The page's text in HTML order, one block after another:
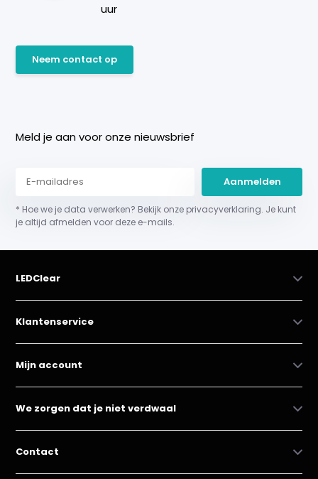
uur
Neem contact op
Meld je aan voor onze nieuwsbrief
Aanmelden
* Hoe we je data verwerken? Bekijk onze privacyverklaring. Je kunt
je altijd afmelden voor deze e-mails.
LEDClear
Klantenservice
Mijn account
We zorgen dat je niet verdwaal
Contact